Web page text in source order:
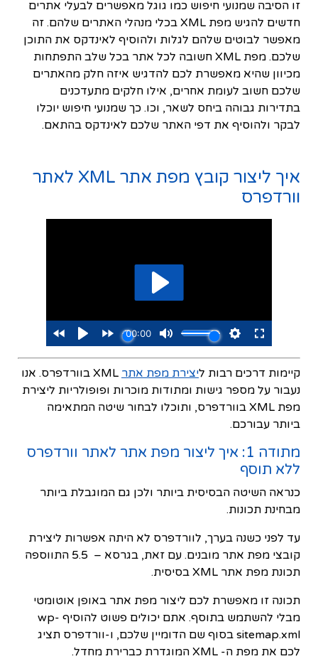
זו הסיבה שמנועי חיפוש כמו גוגל מאפשרים לבעלי אתרים
חדשים להגיש מפת XML בכלי מנהלי האתרים שלהם. זה
מאפשר לבוטים שלהם לגלות ולהוסיף לאינדקס את התוכן
שלכם. מפת XML חשובה לכל אתר בכל שלב התפתחות
מכיוון שהיא מאפשרת לכם להדגיש איזה חלק מהאתרים
שלכם חשוב לעומת אחרים, אילו חלקים מתעדכנים
בתדירות גבוהה ביחס לשאר, וכו. כך שמנועי חיפוש יוכלו
לבקר ולהוסיף את דפי האתר שלכם לאינדקס בהתאם.
איך ליצור קובץ מפת אתר XML לאתר
וורדפרס
קיימות דרכים רבות ליצירת מפת אתר
XML בוורדפרס. אנו
נעבור על מספר גישות ומתודות מוכרות ופופולריות ליצירת
מפת XML בוורדפרס, ותוכלו לבחור שיטה המתאימה
ביותר עבורכם.
מתודה 1: איך ליצור מפת אתר לאתר וורדפרס
ללא תוסף
כנראה השיטה הבסיסית ביותר ולכן גם המוגבלת ביותר
מבחינת תכונות.
עד לפני כשנה בערך, לוורדפרס לא היתה אפשרות ליצירת
קובצי מפת אתר מובנים. עם זאת, בגרסא – 5.5 התווספה
תכונת מפת אתר XML בסיסית.
תכונה זו מאפשרת לכם ליצור מפת אתר באופן אוטומטי
מבלי להשתמש בתוסף. אתם יכולים פשוט להוסיף wp-
sitemap.xml בסוף שם הדומיין שלכם, ו-וורדפרס תציג
לכם את מפת ה- XML המוגדרת כברירת מחדל.